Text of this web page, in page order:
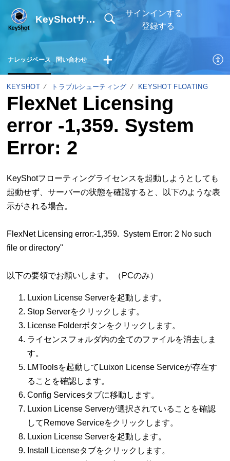
KeyShotサポートサイト
サインインする
登録する
ナレッジベース 問い合わせ
KEYSHOT トラブルシューティング KEYSHOT FLOATING
FlexNet Licensing
error -1,359. System
Error: 2
KeyShotフローティングライセンスを起動しようとしても
起動せず、サーバーの状態を確認すると、以下のような表
示がされる場合。
FlexNet Licensing error:-1,359. System Error: 2 No such
file or directory"
以下の要領でお願いします。（PCのみ）
Luxion License Serverを起動します。
Stop Serverをクリックします。
License Folderボタンをクリックします。
ライセンスフォルダ内の全てのファイルを消去しま
す。
LMToolsを起動してLuixon License Serviceが存在す
ることを確認します。
Config Servicesタブに移動します。
Luxion License Serverが選択されていることを確認
してRemove Serviceをクリックします。
Luxion License Serverを起動します。
Install Licenseタブをクリックします。